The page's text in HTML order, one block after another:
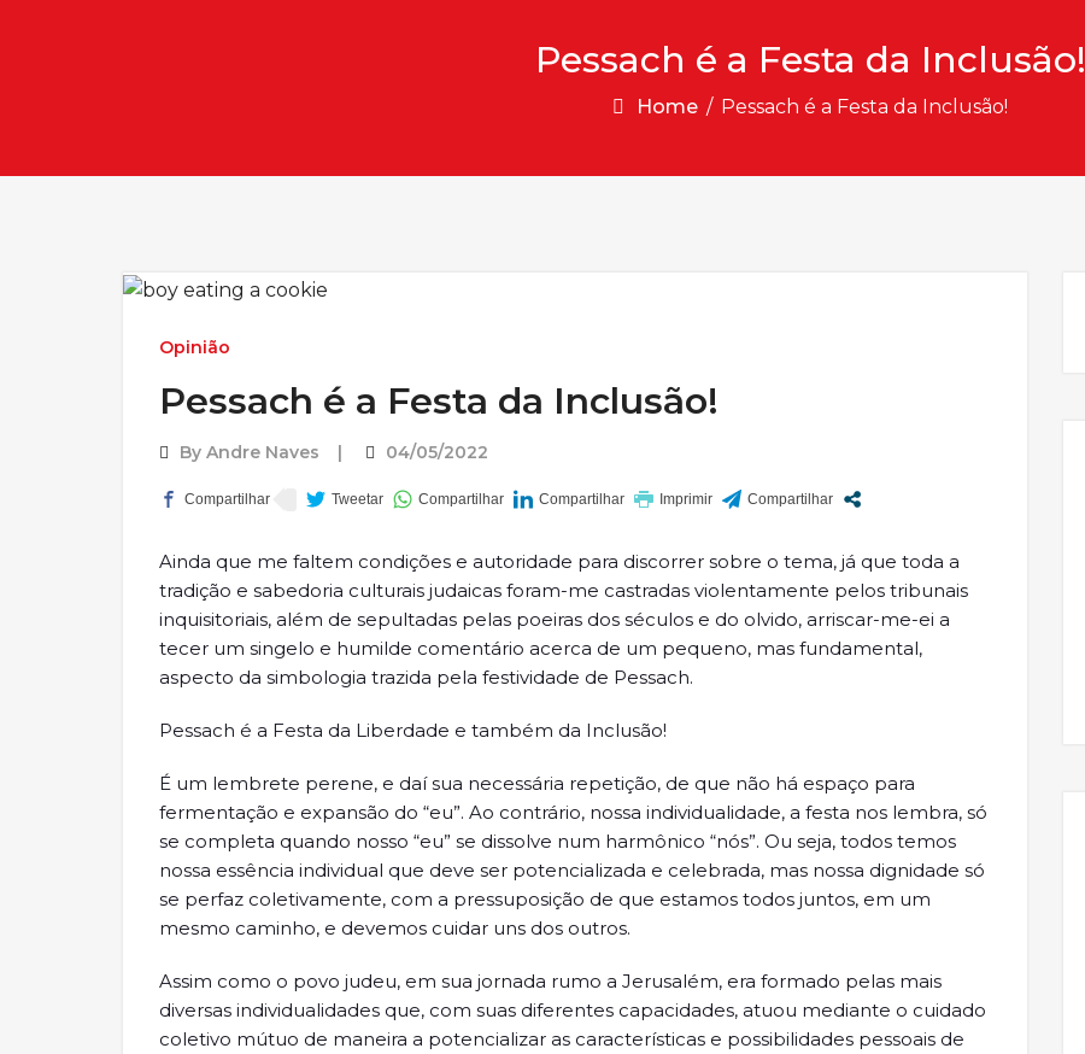
Pessach é a Festa da Inclusão!
Home / Pessach é a Festa da Inclusão!
Opinião
Pessach é a Festa da Inclusão!
By Andre Naves 04/05/2022
Ainda que me faltem condições e autoridade para discorrer sobre o tema, já que toda a
tradição e sabedoria culturais judaicas foram-me castradas violentamente pelos tribunais
inquisitoriais, além de sepultadas pelas poeiras dos séculos e do olvido, arriscar-me-ei a
tecer um singelo e humilde comentário acerca de um pequeno, mas fundamental,
aspecto da simbologia trazida pela festividade de Pessach.
Pessach é a Festa da Liberdade e também da Inclusão!
É um lembrete perene, e daí sua necessária repetição, de que não há espaço para
fermentação e expansão do “eu”. Ao contrário, nossa individualidade, a festa nos lembra, só
se completa quando nosso “eu” se dissolve num harmônico “nós”. Ou seja, todos temos
nossa essência individual que deve ser potencializada e celebrada, mas nossa dignidade só
se perfaz coletivamente, com a pressuposição de que estamos todos juntos, em um
mesmo caminho, e devemos cuidar uns dos outros.
Assim como o povo judeu, em sua jornada rumo a Jerusalém, era formado pelas mais
diversas individualidades que, com suas diferentes capacidades, atuou mediante o cuidado
coletivo mútuo de maneira a potencializar as características e possibilidades pessoais de